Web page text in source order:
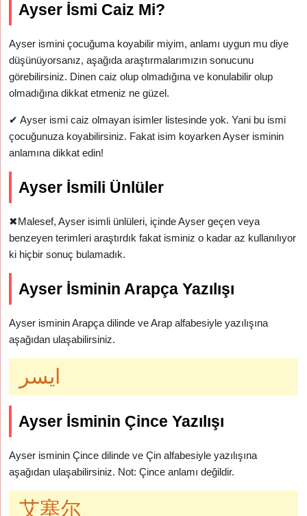
Ayser İsmi Caiz Mi?
Ayser ismini çocuğuma koyabilir miyim, anlamı uygun mu diye
düşünüyorsanız, aşağıda araştırmalarımızın sonucunu
görebilirsiniz. Dinen caiz olup olmadığına ve konulabilir olup
olmadığına dikkat etmeniz ne güzel.
✔ Ayser ismi caiz olmayan isimler listesinde yok. Yani bu ismi
çocuğunuza koyabilirsiniz. Fakat isim koyarken Ayser isminin
anlamına dikkat edin!
Ayser İsmili Ünlüler
✖Malesef, Ayser isimli ünlüleri, içinde Ayser geçen veya
benzeyen terimleri araştırdık fakat isminiz o kadar az kullanılıyor
ki hiçbir sonuç bulamadık.
Ayser İsminin Arapça Yazılışı
Ayser isminin Arapça dilinde ve Arap alfabesiyle yazılışına
aşağıdan ulaşabilirsiniz.
ايسر
Ayser İsminin Çince Yazılışı
Ayser isminin Çince dilinde ve Çin alfabesiyle yazılışına
aşağıdan ulaşabilirsiniz. Not: Çince anlamı değildir.
艾塞尔